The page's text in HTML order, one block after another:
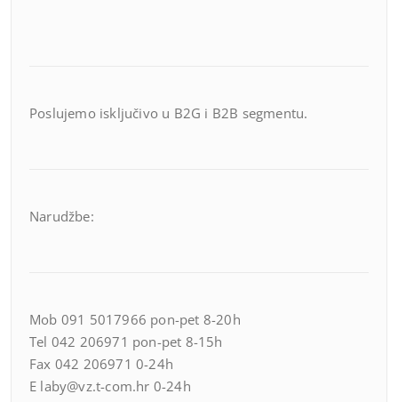
Poslujemo isključivo u B2G i B2B segmentu.
Narudžbe:
Mob 091 5017966 pon-pet 8-20h
Tel 042 206971 pon-pet 8-15h
Fax 042 206971 0-24h
E laby@vz.t-com.hr 0-24h